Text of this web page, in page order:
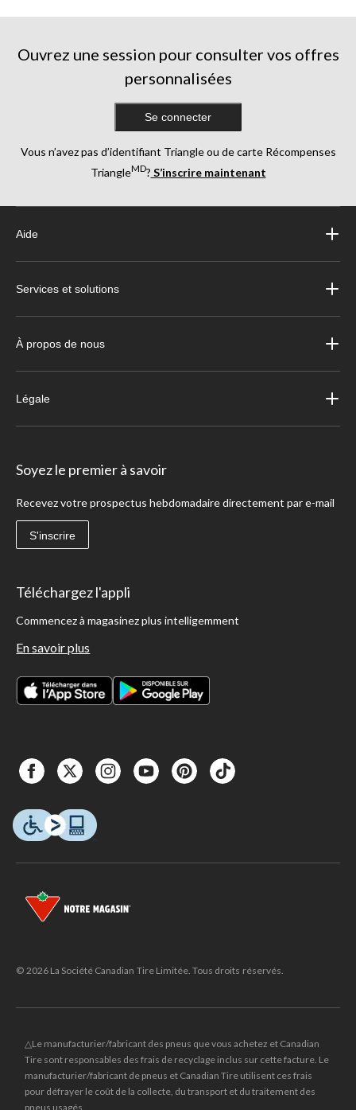
Ouvrez une session pour consulter vos offres
personnalisées
Se connecter
Vous n’avez pas d’identifiant Triangle ou de carte Récompenses
TriangleMD? S’inscrire maintenant
Aide
Services et solutions
À propos de nous
Légale
Soyez le premier à savoir
Recevez votre prospectus hebdomadaire directement par e-mail
S'inscrire
Téléchargez l'appli
Commencez à magasinez plus intelligemment
En savoir plus
© 2026 La Société Canadian Tire Limitée. Tous droits réservés.
△Le manufacturier/fabricant des pneus que vous achetez et Canadian
Tire sont responsables des frais de recyclage inclus sur cette facture. Le
manufacturier/fabricant de pneus et Canadian Tire utilisent ces frais
pour défrayer le coût de la collecte, du transport et du traitement des
pneus usagés.